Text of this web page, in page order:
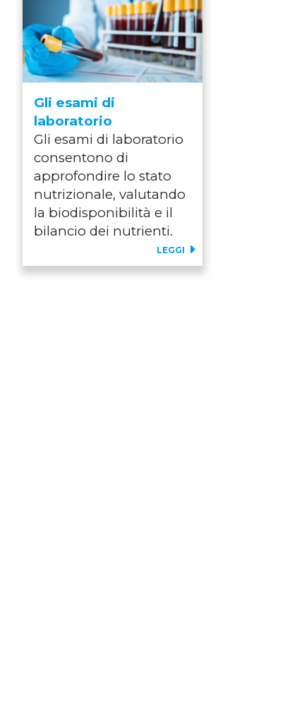
Gli esami di
laboratorio
Gli esami di laboratorio
consentono di
approfondire lo stato
nutrizionale, valutando
la biodisponibilità e il
bilancio dei nutrienti.
LEGGI